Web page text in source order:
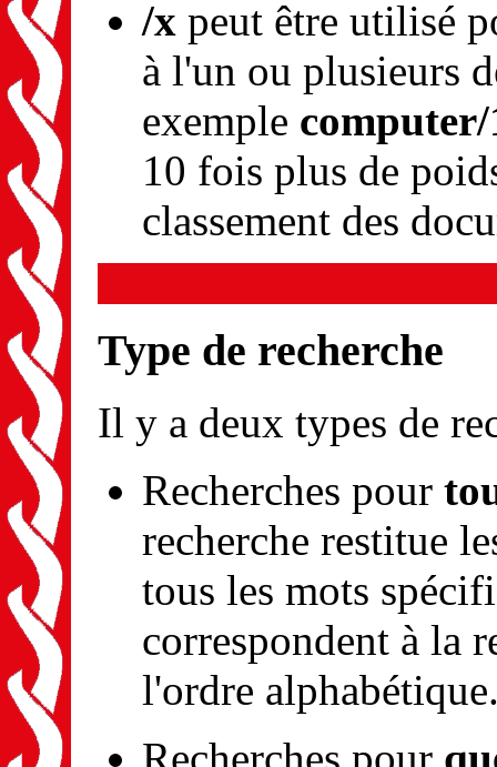
/x peut être utilisé
à l'un ou plusieurs
exemple computer/
10 fois plus de
classement des
Type de recherche
Il y a deux types de
Recherches pour
recherche restitue
tous les mots
correspondent à la
l'ordre